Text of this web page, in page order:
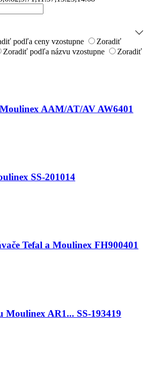
podľa ceny vzostupne
Zoradiť
Zoradiť podľa názvu vzostupne
Zoradiť
AAM/AT/AV AW6401
SS-201014
Tefal a Moulinex FH900401
AR1... SS-193419